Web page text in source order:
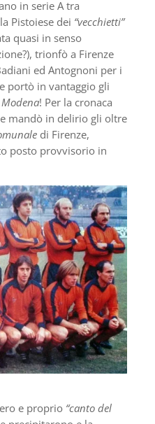
in serie A tra
Pistoiese dei “vecchietti”
quasi in senso
trionfò a Firenze
ed Antognoni per i
portò in vantaggio gli
! Per la cronaca
mandò in delirio gli oltre
di Firenze,
posto provvisorio in
e proprio “canto del